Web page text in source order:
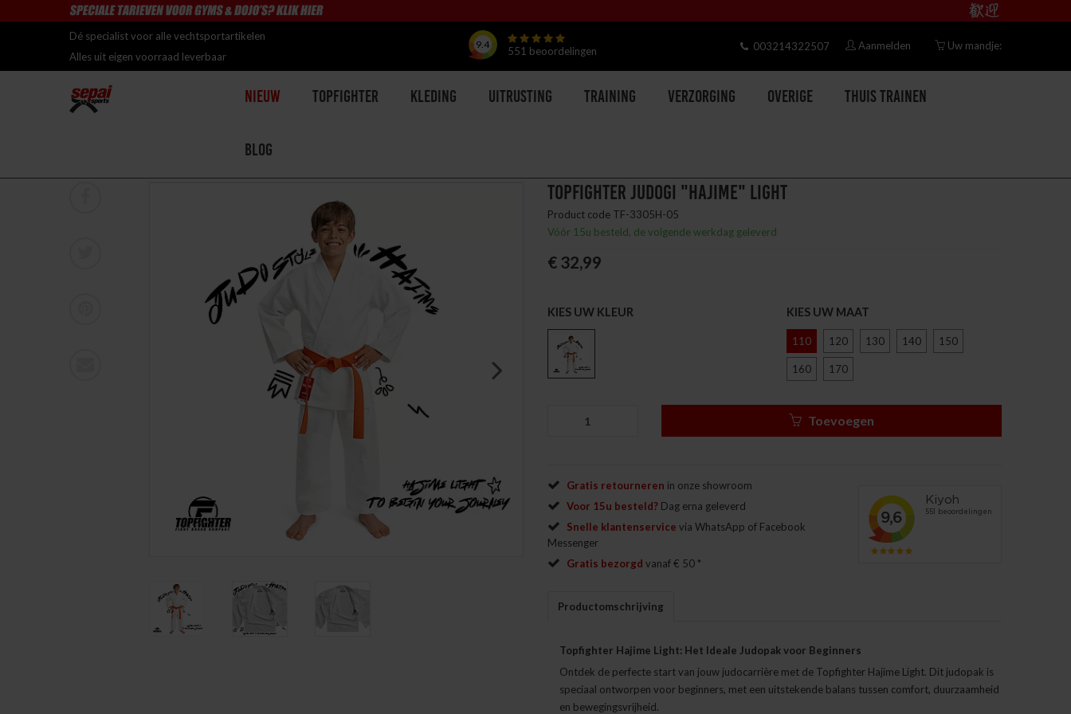
Dé specialist voor alle vechtsportartikelen
Alles uit eigen voorraad leverbaar
9.4
551 beoordelingen Uw mandje:
Aanmelden
003214322507
Nieuw Topfighter Kleding Uitrusting Training Verzorging Overige Thuis trainen
Blog
TOPFIGHTER JUDOGI "HAJIME" LIGHT
Product code TF-3305H-05
Vóór 15u besteld, de volgende werkdag geleverd
€ 32,99
KIES UW KLEUR KIES UW MAAT
110 120 130 140 150
160 170
Toevoegen
Gratis retourneren in onze showroom
Voor 15u besteld? Dag erna geleverd
Snelle klantenservice via WhatsApp of Facebook
Messenger
Gratis bezorgd vanaf € 50 *
Productomschrijving
Topfighter Hajime Light: Het Ideale Judopak voor Beginners
Ontdek de perfecte start van jouw judocarrière met de Topfighter Hajime Light. Dit judopak is
speciaal ontworpen voor beginners, met een uitstekende balans tussen comfort, duurzaamheid
en bewegingsvrijheid.